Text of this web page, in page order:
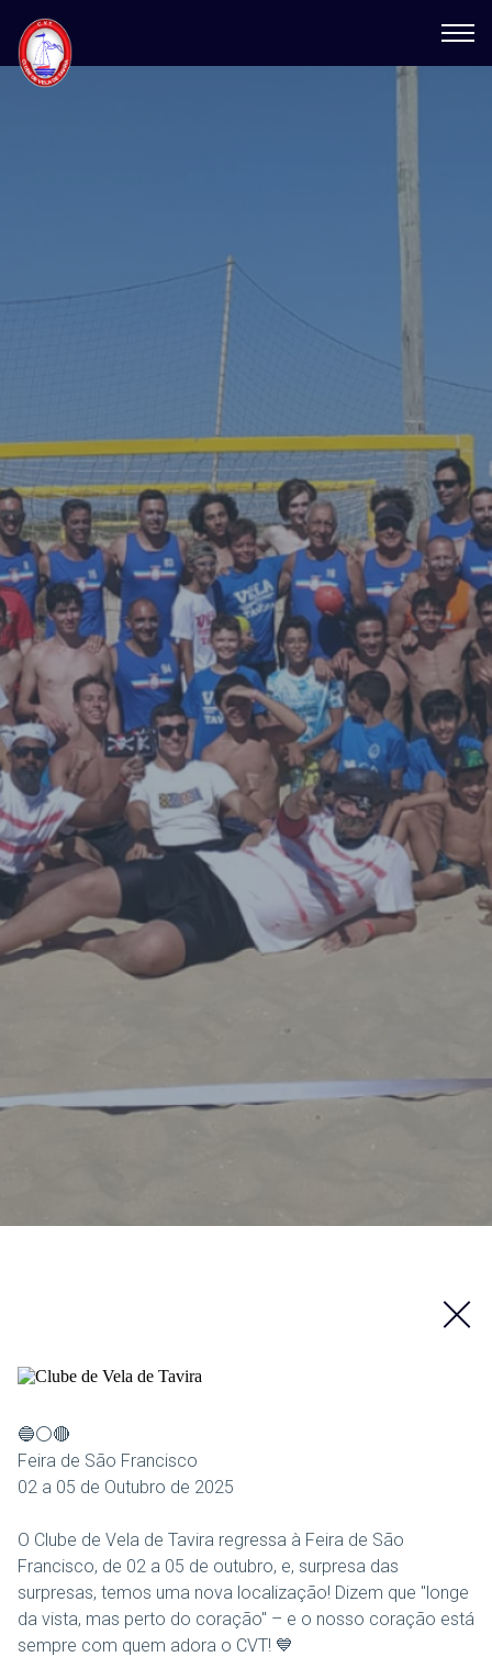
🔵⚪🔴
Feira de São Francisco
02 a 05 de Outubro de 2025
O Clube de Vela de Tavira regressa à Feira de São
Francisco, de 02 a 05 de outubro, e, surpresa das
surpresas, temos uma nova localização! Dizem que "longe
da vista, mas perto do coração" – e o nosso coração está
sempre com quem adora o CVT! 💙